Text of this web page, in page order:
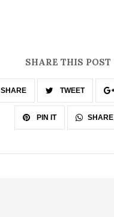
SHARE THIS POST
SHARE TWEET
PIN IT SHARE